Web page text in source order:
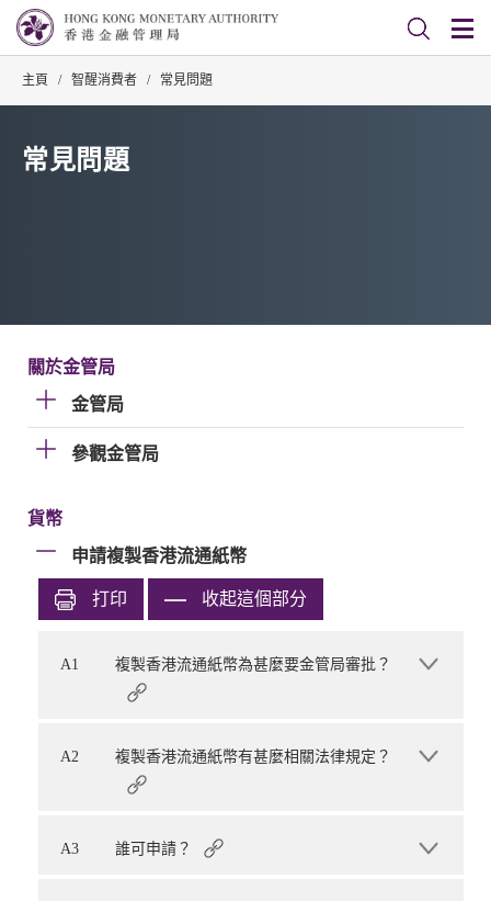
主頁 / 智醒消費者 / 常見問題
常見問題
關於金管局
金管局
參觀金管局
貨幣
申請複製香港流通紙幣
打印 收起這個部分
A1 複製香港流通紙幣為甚麼要金管局審批？
A2 複製香港流通紙幣有甚麼相關法律規定？
A3 誰可申請？